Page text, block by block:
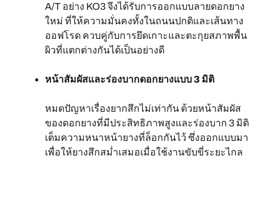
A/T อย่าง KO3 จึงได้รับการออกแบบลายดอกยาง
ใหม่ ที่ให้ความมั่นคงทั้งในถนนปกติและเส้นทาง
ออฟโรด ควบคู่กับการยึดเกาะและตะกุยสภาพพื้น
ผิวที่แตกต่างกันได้เป็นอย่างดี
หน้าสัมผัสและร่องบากดอกยางแบบ 3 มิติ
หมดปัญหาเรื่องยากสึกไม่เท่ากัน ด้วยหน้าสัมผัส
ของดอกยางที่มีประสิทธิภาพสูงและร่องบาก 3 มิติ
เต็มความหนาหน้ายางที่ล็อกกันไว้ ซึ่งออกแบบมา
เพื่อให้ยางสึกสม่ำเสมอเมื่อใช้งานขับขี่ระยะไกล